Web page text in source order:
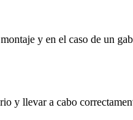
y en el caso de un
y llevar a cabo